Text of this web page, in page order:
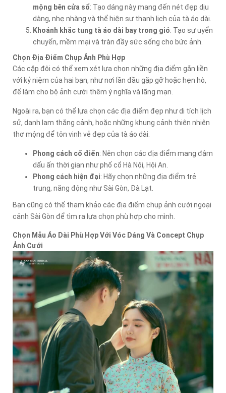
mộng bên cửa sổ: Tạo dáng này mang đến nét đẹp dịu
dàng, nhẹ nhàng và thể hiện sự thanh lịch của tà áo dài.
Khoảnh khắc tung tà áo dài bay trong gió: Tạo sự uyển
chuyển, mềm mại và tràn đầy sức sống cho bức ảnh.
Chọn Địa Điểm Chụp Ảnh Phù Hợp
Các cặp đôi có thể xem xét lựa chọn những địa điểm gắn liền
với kỷ niệm của hai bạn, như nơi lần đầu gặp gỡ hoặc hẹn hò,
để làm cho bộ ảnh cưới thêm ý nghĩa và lãng mạn.
Ngoài ra, bạn có thể lựa chọn các địa điểm đẹp như di tích lịch
sử, danh lam thắng cảnh, hoặc những khung cảnh thiên nhiên
thơ mộng để tôn vinh vẻ đẹp của tà áo dài.
Phong cách cổ điển: Nên chọn các địa điểm mang đậm
dấu ấn thời gian như phố cổ Hà Nội, Hội An.
Phong cách hiện đại: Hãy chọn những địa điểm trẻ
trung, năng động như Sài Gòn, Đà Lạt.
Bạn cũng có thể tham khảo các địa điểm chụp ảnh cưới ngoại
cảnh Sài Gòn để tìm ra lựa chọn phù hợp cho mình.
Chọn Mẫu Áo Dài Phù Hợp Với Vóc Dáng Và Concept Chụp
Ảnh Cưới